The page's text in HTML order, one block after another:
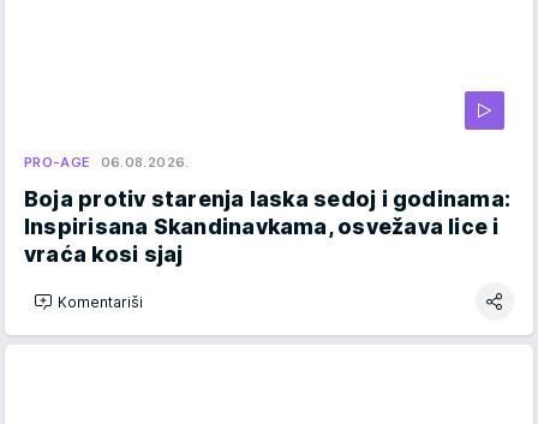
PRO-AGE 06.08.2026.
Boja protiv starenja laska sedoj i godinama:
Inspirisana Skandinavkama, osvežava lice i
vraća kosi sjaj
Komentariši